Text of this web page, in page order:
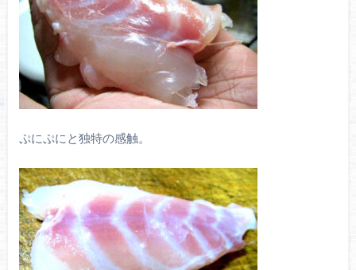
ぷにぷにと独特の感触。